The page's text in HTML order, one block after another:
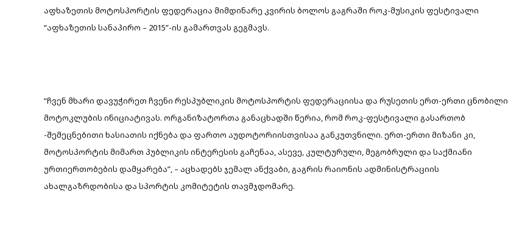
აფხაზეთის მოტოსპორტის ფედერაცია მიმდინარე კვირის ბოლოს გაგრაში როკ-მუსიკის ფესტივალი
“აფხაზეთის სანაპირო – 2015”-ის გამართვას გეგმავს.
“ჩვენ მხარი დავუჭირეთ ჩვენი რესპუბლიკის მოტოსპორტის ფედერაციისა და რუსეთის ერთ-ერთი ცნობილი
მოტოკლუბის ინიციატივას. ორგანიზატორთა განაცხადში წერია, რომ როკ-ფესტივალი გასართობ
-შემეცნებითი ხასიათის იქნება და ფართო აუდოტორიისთვისაა განკუთვნილი. ერთ-ერთი მიზანი კი,
მოტოსპორტის მიმართ პუბლიკის ინტერესის გაჩენაა, ასევე, კულტურული, მეგობრული და საქმიანი
ურთიერთობების დამყარება”, – აცხადებს ჯემალ ანქვაბი, გაგრის რაიონის ადმინისტრაციის
ახალგაზრდობისა და სპორტის კომიტეტის თავმჯდომარე.